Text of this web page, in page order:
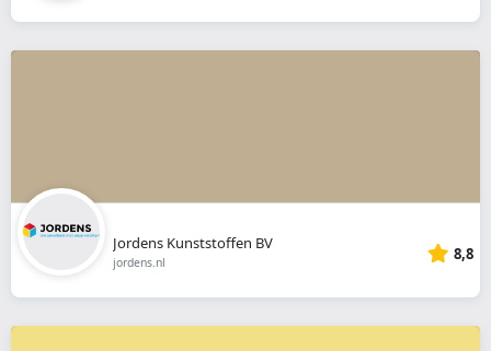
Jordens Kunststoffen BV
jordens.nl 8,8